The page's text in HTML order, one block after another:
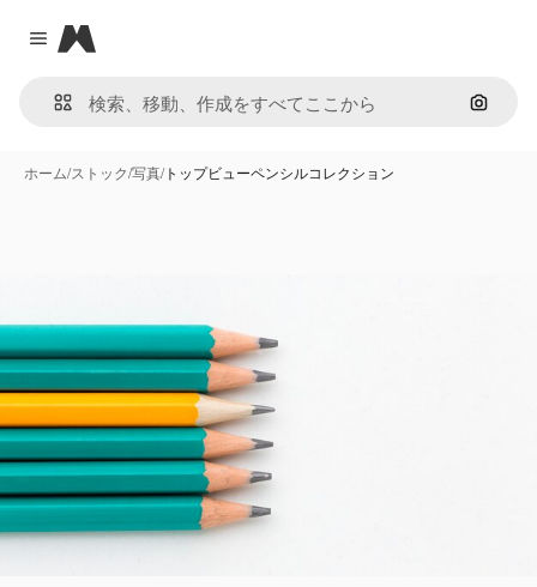
Close menu
Magnific
画像で
ホーム/ストック/写真/トップビューペンシルコレクション